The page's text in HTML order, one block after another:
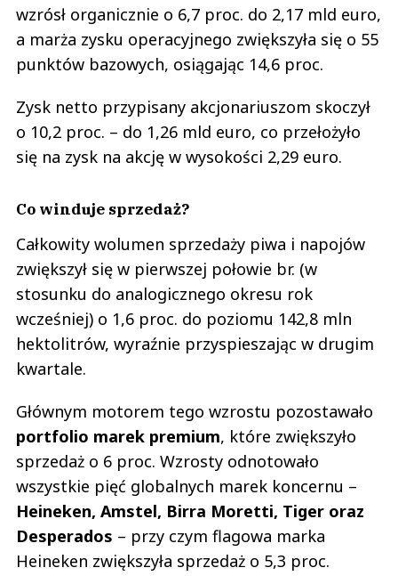
wzrósł organicznie o 6,7 proc. do 2,17 mld euro,
a marża zysku operacyjnego zwiększyła się o 55
punktów bazowych, osiągając 14,6 proc.
Zysk netto przypisany akcjonariuszom skoczył
o 10,2 proc. – do 1,26 mld euro, co przełożyło
się na zysk na akcję w wysokości 2,29 euro.
Co winduje sprzedaż?
Całkowity wolumen sprzedaży piwa i napojów
zwiększył się w pierwszej połowie br. (w
stosunku do analogicznego okresu rok
wcześniej) o 1,6 proc. do poziomu 142,8 mln
hektolitrów, wyraźnie przyspieszając w drugim
kwartale.
Głównym motorem tego wzrostu pozostawało
portfolio marek premium, które zwiększyło
sprzedaż o 6 proc. Wzrosty odnotowało
wszystkie pięć globalnych marek koncernu –
Heineken, Amstel, Birra Moretti, Tiger oraz
Desperados – przy czym flagowa marka
Heineken zwiększyła sprzedaż o 5,3 proc.